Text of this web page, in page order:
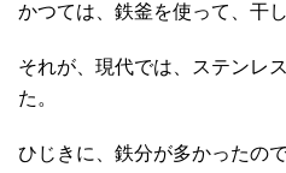
かつては、鉄釜を使って、干
それが、現代では、ステンレ
た。
ひじきに、鉄分が多かったの